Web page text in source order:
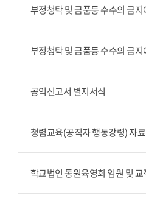
공익신고서 별지서식
청렴교육(공직자 행동강령) 자료